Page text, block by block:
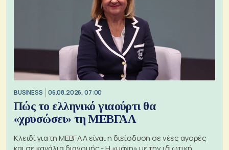
BUSINESS 06.08.2026, 07:00
Πώς το ελληνικό γιαούρτι θα
«χρυσώσει» τη ΜΕΒΓΑΛ
Κλειδί για τη ΜΕΒΓΑΛ είναι η διείσδυση σε νέες αγορές